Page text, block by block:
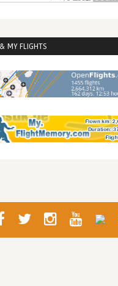
MY FLIGHTS